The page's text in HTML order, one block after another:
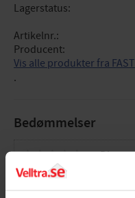
Lagerstatus
Artikelnr.
Producent
Vis alle produkter fra FAST
.
Bedømmelser
Dig